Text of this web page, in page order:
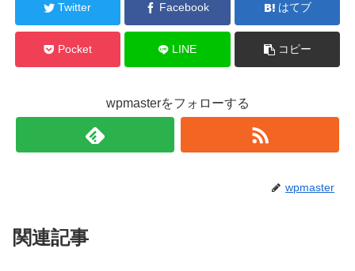
Twitter Facebook はてブ
Pocket LINE コピー
wpmasterをフォローする
wpmaster
関連記事